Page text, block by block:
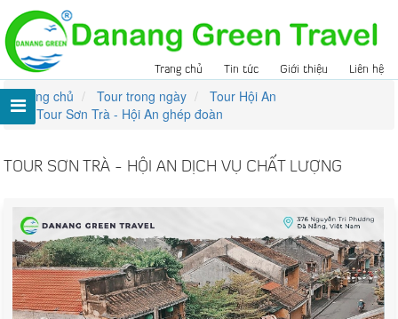
Trang chủ Tin tức Giới thiệu Liên hệ
Trang chủ Tour trong ngày
Tour Hội An
Tour Sơn Trà - Hội An ghép đoàn
TOUR SƠN TRÀ - HỘI AN DỊCH VỤ CHẤT LƯỢNG